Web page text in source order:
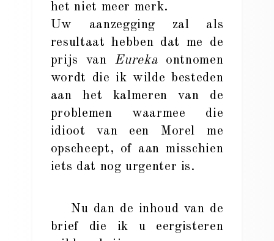
het niet meer merk.
Uw aanzegging zal als
resultaat hebben dat me de
prijs van Eureka ontnomen
wordt die ik wilde besteden
aan het kalmeren van de
problemen waarmee die
idioot van een Morel me
opscheept, of aan misschien
iets dat nog urgenter is.
Nu dan de inhoud van de
brief die ik u eergisteren